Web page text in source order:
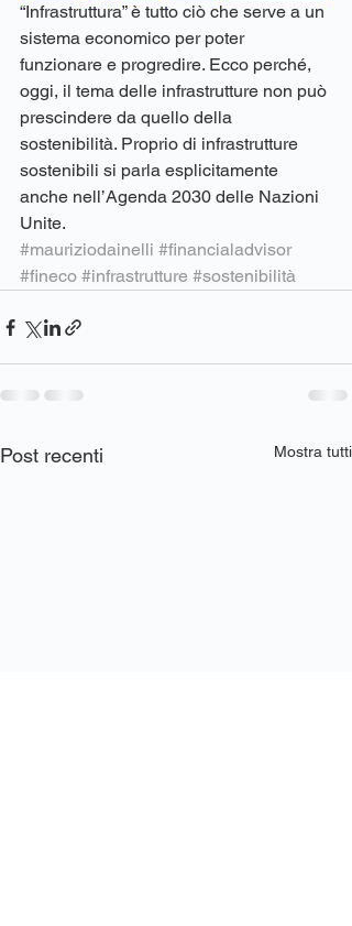
“Infrastruttura” è tutto ciò che serve a un
sistema economico per poter
funzionare e progredire. Ecco perché,
oggi, il tema delle infrastrutture non può
prescindere da quello della
sostenibilità. Proprio di infrastrutture
sostenibili si parla esplicitamente
anche nell’Agenda 2030 delle Nazioni
Unite.
#mauriziodainelli #financialadvisor
#fineco #infrastrutture #sostenibilità
Post recenti Mostra tutti